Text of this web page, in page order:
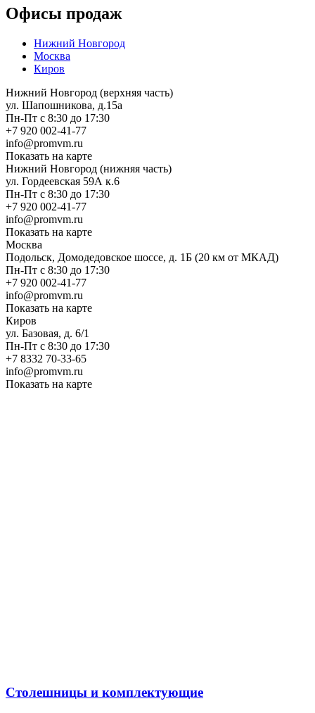
Офисы продаж
Нижний Новгород
Москва
Киров
Нижний Новгород (верхняя часть)
ул. Шапошникова, д.15а
Пн-Пт с 8:30 до 17:30
+7 920 002-41-77
info@promvm.ru
Показать на карте
Нижний Новгород (нижняя часть)
ул. Гордеевская 59А к.6
Пн-Пт с 8:30 до 17:30
+7 920 002-41-77
info@promvm.ru
Показать на карте
Москва
Подольск, Домодедовское шоссе, д. 1Б (20 км от МКАД)
Пн-Пт с 8:30 до 17:30
+7 920 002-41-77
info@promvm.ru
Показать на карте
Киров
ул. Базовая, д. 6/1
Пн-Пт с 8:30 до 17:30
+7 8332 70-33-65
info@promvm.ru
Показать на карте
Столешницы и комплектующие